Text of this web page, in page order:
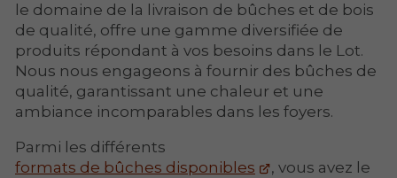
le domaine de la livraison de bûches et de bois
de qualité, offre une gamme diversifiée de
produits répondant à vos besoins dans le Lot.
Nous nous engageons à fournir des bûches de
qualité, garantissant une chaleur et une
ambiance incomparables dans les foyers.
Parmi les différents
formats de bûches disponibles
, vous avez le